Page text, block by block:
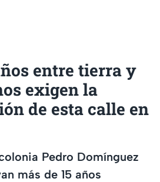
entre tierra y
exigen la
de esta calle en
Pedro Domínguez
más de 15 años